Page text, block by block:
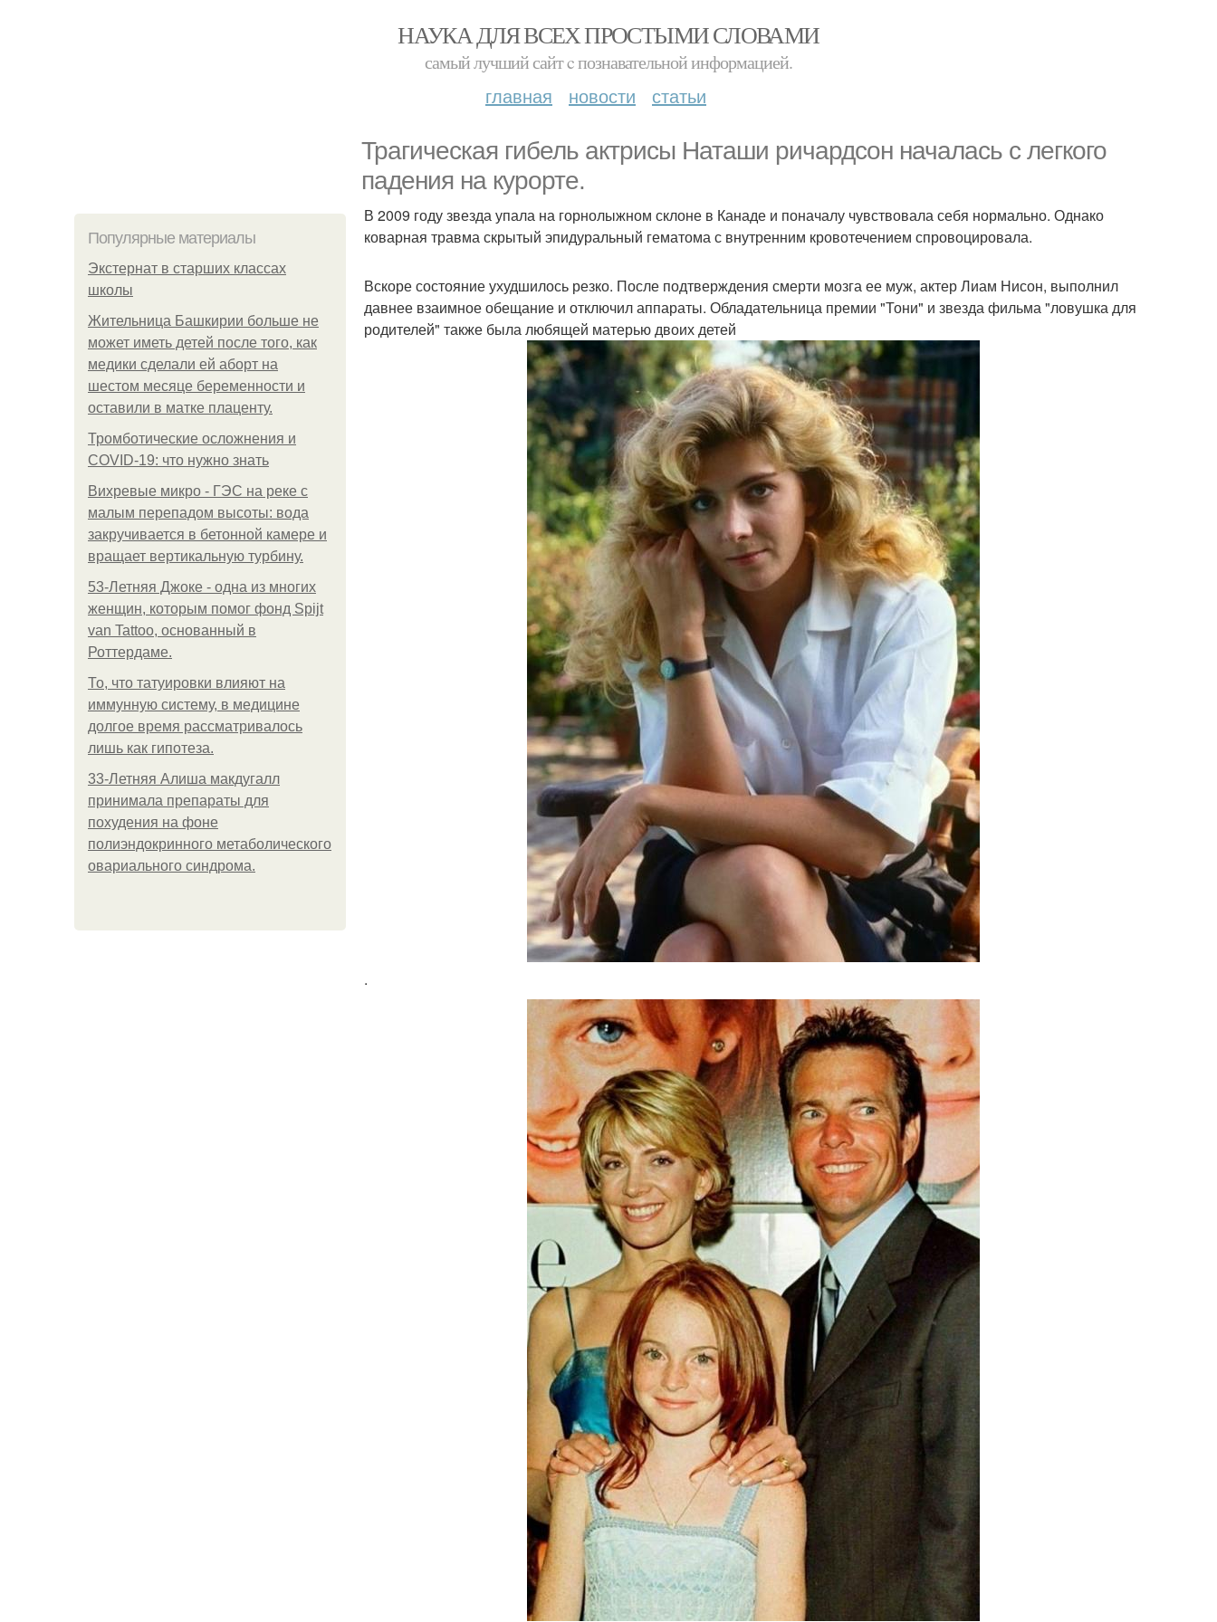
НАУКА ДЛЯ ВСЕХ ПРОСТЫМИ СЛОВАМИ
самый лучший сайт c познавательной информацией.
главная новости статьи
Трагическая гибель актрисы Наташи ричардсон началась с легкого
падения на курорте.
Популярные материалы
Экстернат в старших классах
школы
Жительница Башкирии больше не
может иметь детей после того, как
медики сделали ей аборт на
шестом месяце беременности и
оставили в матке плаценту.
Тромботические осложнения и
COVID-19: что нужно знать
Вихревые микро - ГЭС на реке с
малым перепадом высоты: вода
закручивается в бетонной камере и
вращает вертикальную турбину.
53-Летняя Джоке - одна из многих
женщин, которым помог фонд Spijt
van Tattoo, основанный в
Роттердаме.
То, что татуировки влияют на
иммунную систему, в медицине
долгое время рассматривалось
лишь как гипотеза.
33-Летняя Алиша макдугалл
принимала препараты для
похудения на фоне
полиэндокринного метаболического
овариального синдрома.
В 2009 году звезда упала на горнолыжном склоне в Канаде и поначалу чувствовала себя нормально. Однако
коварная травма скрытый эпидуральный гематома с внутренним кровотечением спровоцировала.
Вскоре состояние ухудшилось резко. После подтверждения смерти мозга ее муж, актер Лиам Нисон, выполнил
давнее взаимное обещание и отключил аппараты. Обладательница премии "Тони" и звезда фильма "ловушка для
родителей" также была любящей матерью двоих детей
.